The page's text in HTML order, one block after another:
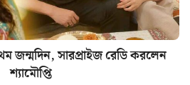
জন্মদিন, সারপ্রাইজ রেডি করলেন
শ্যামৌপ্তি